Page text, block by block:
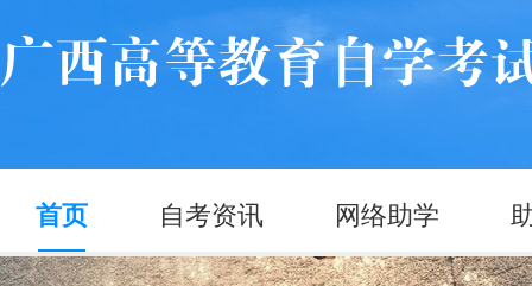
首页 自考资讯 网络助学